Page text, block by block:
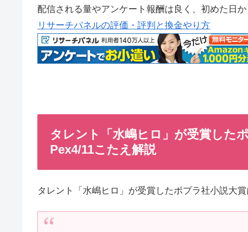
配信される量やアンケート報酬は良く、初めた日
リサーチパネルの評価・評判と換金やり方
タレント「水嶋ヒロ」が受賞した
Pex4/11こたえ解説
タレント「水嶋ヒロ」が受賞したポプラ社小説大